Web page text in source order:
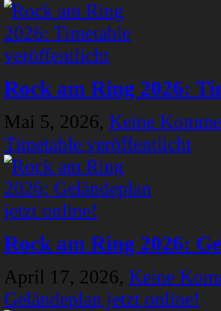
Rock am Ring 2026:
Mai 5, 2026, Keine
Timetable veröffentlicht
Rock am Ring 2026:
April 17, 2026, Keine
Geländeplan jetzt online!